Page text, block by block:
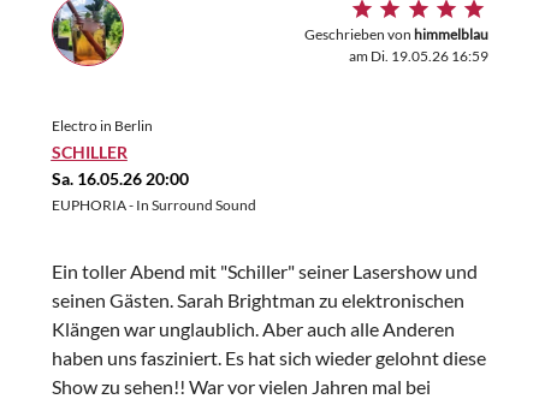
Geschrieben von himmelblau
am Di. 19.05.26 16:59
Electro in Berlin
SCHILLER
Sa. 16.05.26 20:00
EUPHORIA - In Surround Sound
Ein toller Abend mit "Schiller" seiner Lasershow und
seinen Gästen. Sarah Brightman zu elektronischen
Klängen war unglaublich. Aber auch alle Anderen
haben uns fasziniert. Es hat sich wieder gelohnt diese
Show zu sehen!! War vor vielen Jahren mal bei